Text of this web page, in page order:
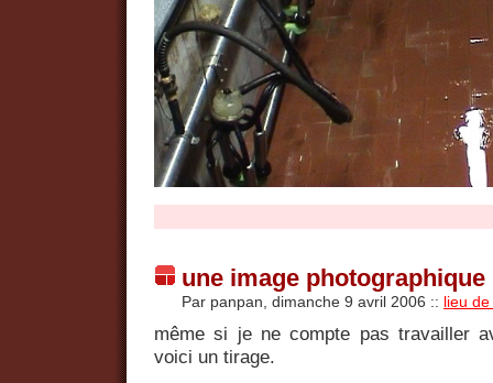
une image photographique
Par panpan, dimanche 9 avril 2006 :: lieu
même si je ne compte pas travailler
voici un tirage.